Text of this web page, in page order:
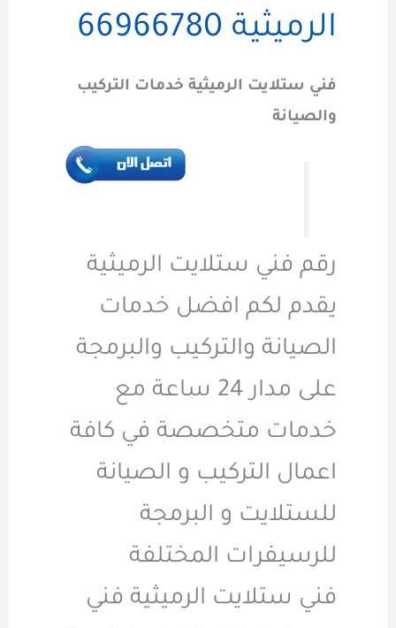
الرميثية 66966780
فني ستلايت الرميثية خدمات التركيب
والصيانة
رقم فني ستلايت الرميثية
يقدم لكم افضل خدمات
الصيانة والتركيب والبرمجة
على مدار 24 ساعة مع
خدمات متخصصة في كافة
اعمال التركيب و الصيانة
للستلايت و البرمجة
للرسيفرات المختلفة
فني ستلايت الرميثية فني